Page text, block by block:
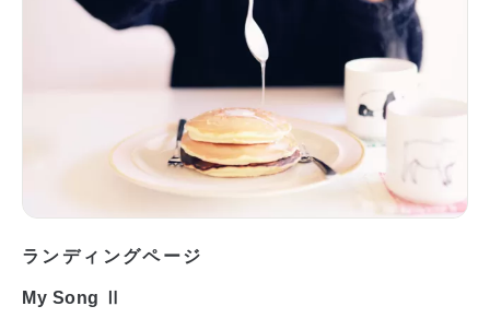
ランディングページ
My Song Ⅱ